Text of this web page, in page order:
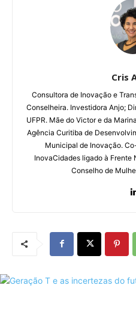
Cris
Consultora de Inovação e
Conselheira. Investidora Anjo;
UFPR. Mãe do Victor e da
Agência Curitiba de
Municipal de Inovação.
InovaCidades ligado à Frente
Conselho de